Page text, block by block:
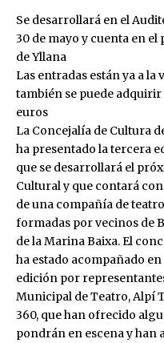
Se desarrollará en el
30 de mayo y cuenta en
de Yllana
Las entradas están ya a la
también se puede
euros
La Concejalía de Cultura
ha presentado la tercera
que se desarrollará el
Cultural y que contará
de una compañía de
formadas por vecinos de
de la Marina Baixa. El
ha estado acompañado
edición por
Municipal de Teatro, Alpí
360, que han ofrecido
pondrán en escena y han